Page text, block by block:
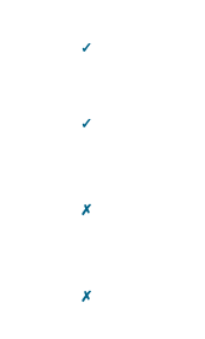
✓
✓
✗
✗